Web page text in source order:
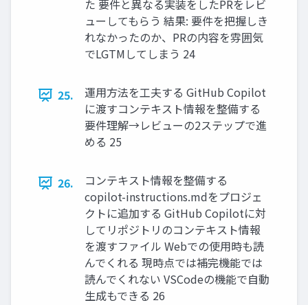
た 要件と異なる実装をしたPRをレビ
ューしてもらう 結果: 要件を把握しき
れなかったのか、PRの内容を雰囲気
でLGTMしてしまう 24
25.
運用方法を工夫する GitHub Copilot
に渡すコンテキスト情報を整備する
要件理解→レビューの2ステップで進
める 25
26.
コンテキスト情報を整備する
copilot-instructions.mdをプロジェ
クトに追加する GitHub Copilotに対
してリポジトリのコンテキスト情報
を渡すファイル Webでの使用時も読
んでくれる 現時点では補完機能では
読んでくれない VSCodeの機能で自動
生成もできる 26